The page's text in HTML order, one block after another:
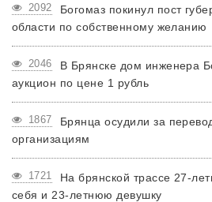
2092
Богомаз покинул пост
области по собственному желанию
2046
В Брянске дом инженера
аукцион по цене 1 рубль
1867
Брянца осудили за
организациям
1721
На брянской трассе 27-
себя и 23-летнюю девушку